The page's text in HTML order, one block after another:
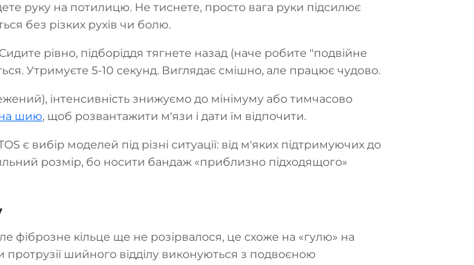
руку на потилицю. Не тиснете, просто вага руки підсилює
без різких рухів чи болю.
рівно, підборіддя тягнете назад (наче робите "подвійне
Утримуєте 5-10 секунд. Виглядає смішно, але працює чудово.
інтенсивність знижуємо до мінімуму або тимчасово
шию, щоб розвантажити м'язи і дати їм відпочити.
є вибір моделей під різні ситуації: від м'яких підтримуючих до
розмір, бо носити бандаж «приблизно підходящого»
фіброзне кільце ще не розірвалося, це схоже на «гулю» на
шийного відділу виконуються з подвоєною